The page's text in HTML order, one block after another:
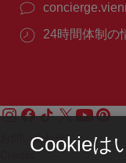
24時間体制の
お問い合わせ
Credits
Cookieは